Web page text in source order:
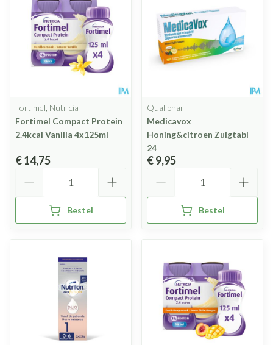
Fortimel, Nutricia
Fortimel Compact Protein
2.4kcal Vanilla 4x125ml
€ 14,75
Bestel
Qualiphar
Medicavox
Honing&citroen Zuigtabl
24
€ 9,95
Bestel